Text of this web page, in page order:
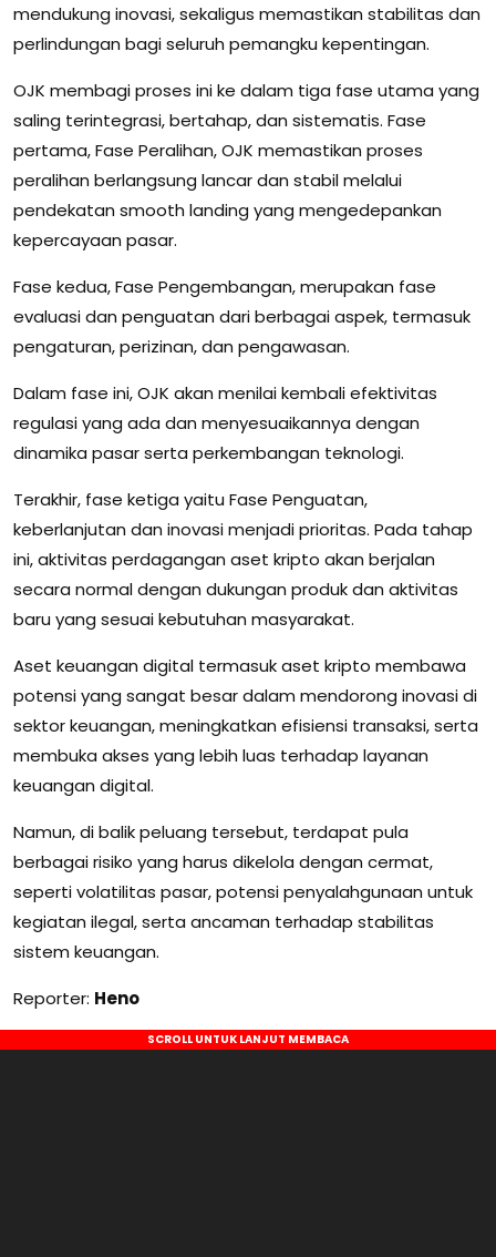
mendukung inovasi, sekaligus memastikan stabilitas dan
perlindungan bagi seluruh pemangku kepentingan.
OJK membagi proses ini ke dalam tiga fase utama yang
saling terintegrasi, bertahap, dan sistematis. Fase
pertama, Fase Peralihan, OJK memastikan proses
peralihan berlangsung lancar dan stabil melalui
pendekatan smooth landing yang mengedepankan
kepercayaan pasar.
Fase kedua, Fase Pengembangan, merupakan fase
evaluasi dan penguatan dari berbagai aspek, termasuk
pengaturan, perizinan, dan pengawasan.
Dalam fase ini, OJK akan menilai kembali efektivitas
regulasi yang ada dan menyesuaikannya dengan
dinamika pasar serta perkembangan teknologi.
Terakhir, fase ketiga yaitu Fase Penguatan,
keberlanjutan dan inovasi menjadi prioritas. Pada tahap
ini, aktivitas perdagangan aset kripto akan berjalan
secara normal dengan dukungan produk dan aktivitas
baru yang sesuai kebutuhan masyarakat.
Aset keuangan digital termasuk aset kripto membawa
potensi yang sangat besar dalam mendorong inovasi di
sektor keuangan, meningkatkan efisiensi transaksi, serta
membuka akses yang lebih luas terhadap layanan
keuangan digital.
Namun, di balik peluang tersebut, terdapat pula
berbagai risiko yang harus dikelola dengan cermat,
seperti volatilitas pasar, potensi penyalahgunaan untuk
kegiatan ilegal, serta ancaman terhadap stabilitas
sistem keuangan.
Reporter: Heno